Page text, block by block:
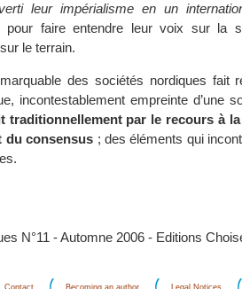
leur impérialisme en un
pour faire entendre leur voix sur la
le terrain.
des sociétés nordiques fait
incontestablement empreinte d’une
traditionnellement par le recours à
du consensus ; des éléments qui
N°11 - Automne 2006 - Editions
Contact Becoming an author Legal Notices